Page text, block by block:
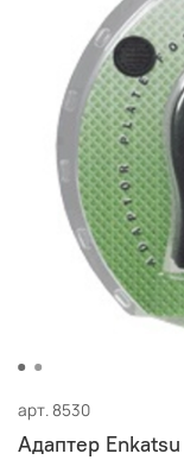
арт.8530
Адаптер